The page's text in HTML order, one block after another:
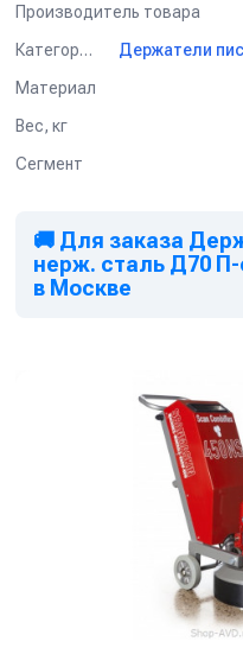
Производитель товара
Категория
Материал
Вес, кг
Сегмент
🚚 Для заказа
нерж. сталь Д70
в Москве